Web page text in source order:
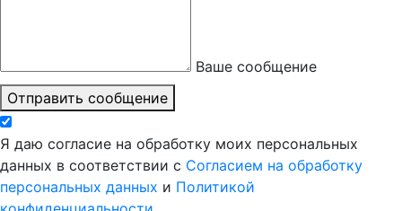
Ваше сообщение
Отправить сообщение
Я даю согласие на обработку моих персональных
данных в соответствии с Согласием на обработку
персональных данных и Политикой